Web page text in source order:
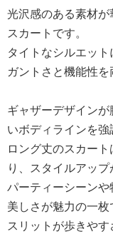
光沢感のある素材
スカートです。
タイトなシルエッ
ガントさと機能性を
ギャザーデザイン
いボディラインを強
ロング丈のスカー
り、スタイルアップ
パーティーシーンや
美しさが魅力の一枚
スリットが歩きやす